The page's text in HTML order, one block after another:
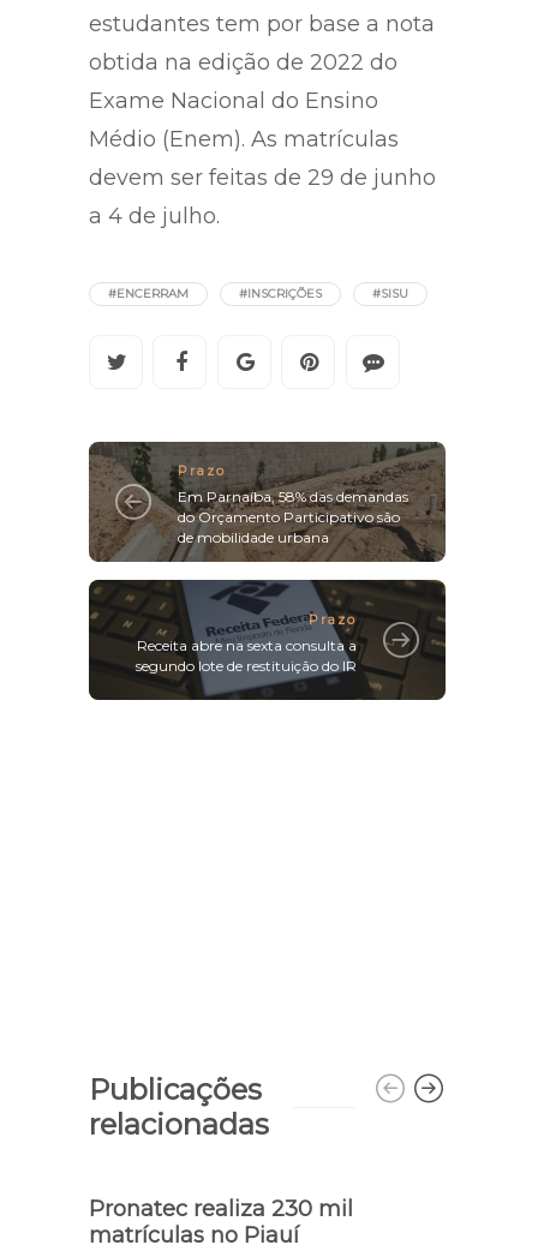
estudantes tem por base a nota
obtida na edição de 2022 do
Exame Nacional do Ensino
Médio (Enem). As matrículas
devem ser feitas de 29 de junho
a 4 de julho.
#ENCERRAM #INSCRIÇÕES #SISU
Prazo
Em Parnaíba, 58% das demandas
do Orçamento Participativo são
de mobilidade urbana
Prazo
Receita abre na sexta consulta a
segundo lote de restituição do IR
Publicações
relacionadas
Pronatec realiza 230 mil
matrículas no Piauí